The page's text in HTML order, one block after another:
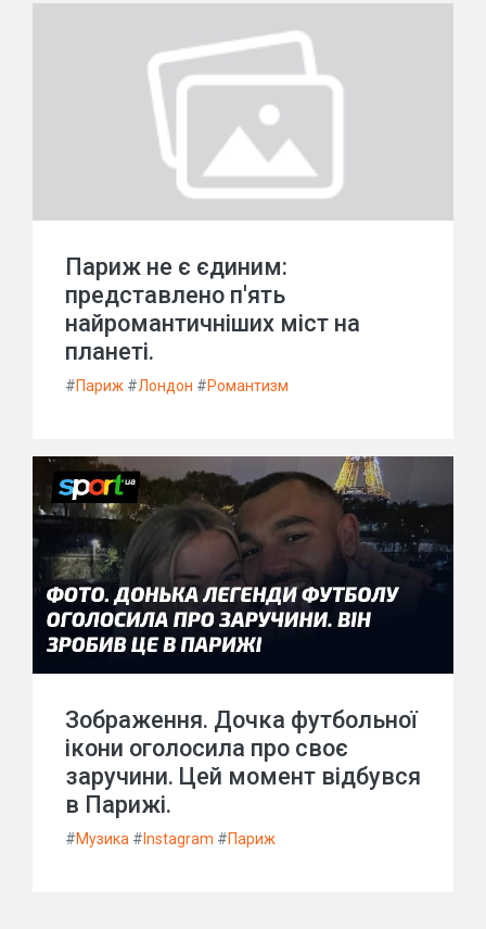
Париж не є єдиним:
представлено п'ять
найромантичніших міст на
планеті.
#Париж #Лондон #Романтизм
Зображення. Дочка футбольної
ікони оголосила про своє
заручини. Цей момент відбувся
в Парижі.
#Музика # Instagram #Париж